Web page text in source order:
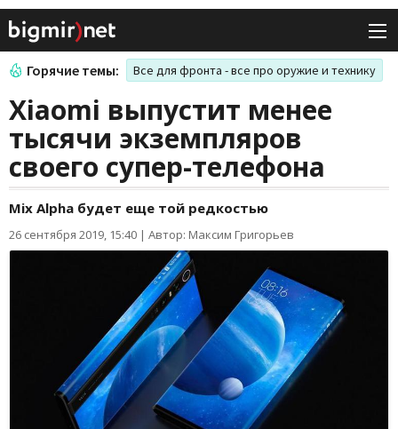
Горячие темы: Все для фронта - все про оружие и технику
Xiaomi выпустит менее
тысячи экземпляров
своего супер-телефона
Mix Alpha будет еще той редкостью
26 сентября 2019, 15:40 | Автор: Максим Григорьев